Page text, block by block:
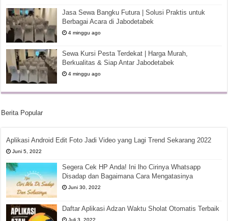
Jasa Sewa Bangku Futura | Solusi Praktis untuk
Berbagai Acara di Jabodetabek
4 minggu ago
Sewa Kursi Pesta Terdekat | Harga Murah,
Berkualitas & Siap Antar Jabodetabek
4 minggu ago
Berita Popular
Aplikasi Android Edit Foto Jadi Video yang Lagi Trend Sekarang 2022
Juni 5, 2022
Segera Cek HP Anda! Ini lho Cirinya Whatsapp
Disadap dan Bagaimana Cara Mengatasinya
Juni 30, 2022
Daftar Aplikasi Adzan Waktu Sholat Otomatis Terbaik
Juli 3, 2022